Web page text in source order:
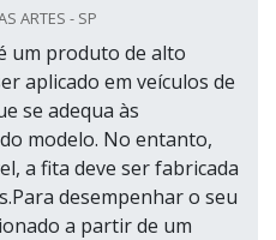
ARTES - SP
um produto de alto
aplicado em veículos de
se adequa às
modelo. No entanto,
a fita deve ser fabricada
desempenhar o seu
a partir de um